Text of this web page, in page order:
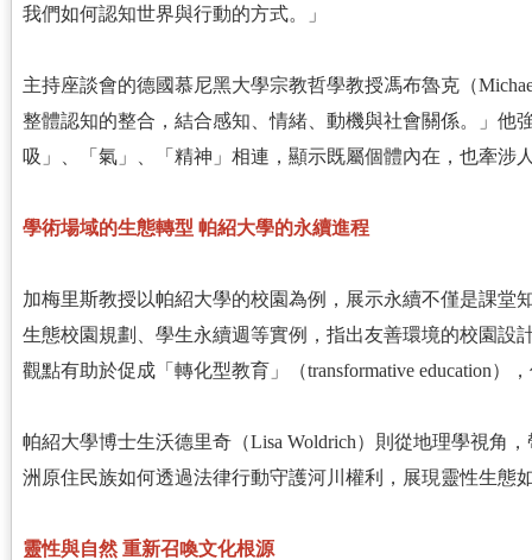
我們如何認知世界與行動的方式。」
主持座談會的德國慕尼黑大學宗教哲學教授馮布魯克（
整體認知的整合，結合感知、情緒、動機與社會關係。」他
吸」、「氣」、「精神」相連，顯示既屬個體內在，也牽涉
學術場域的生態轉型 帕紹大學的永續進程
加梅里斯教授以帕紹大學的校園為例，展示永續不僅是課堂
生態校園規劃、學生永續週等實例，指出友善環境的校園設
觀點有助於促成「轉化型教育」（transformative education）
帕紹大學博士生沃德里奇（Lisa Woldrich）則從地理學視角
洲原住民族如何透過法律行動守護河川權利，展現靈性生態
靈性與自然 重新召喚文化根源